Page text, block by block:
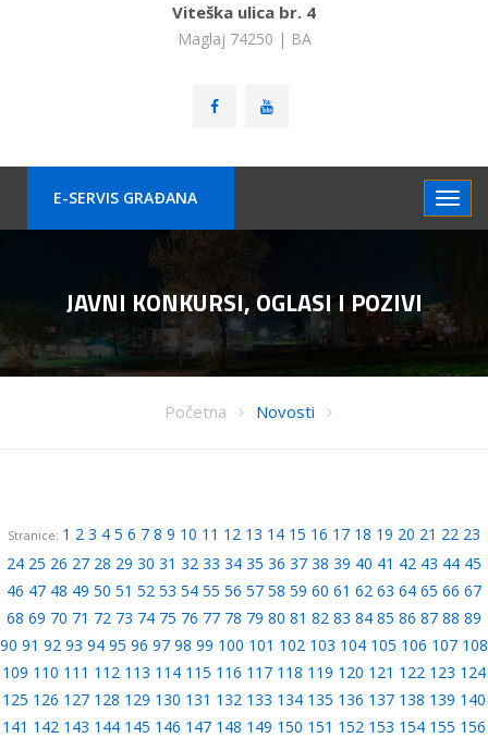
Viteška ulica br. 4
Maglaj 74250 | BA
E-SERVIS GRAÐANA
JAVNI KONKURSI, OGLASI I POZIVI
Početna Novosti
Stranice: 1 2 3 4 5 6 7 8 9 10 11 12 13 14 15 16 17 18 19 20 21 22 23
24 25 26 27 28 29 30 31 32 33 34 35 36 37 38 39 40 41 42 43 44 45
46 47 48 49 50 51 52 53 54 55 56 57 58 59 60 61 62 63 64 65 66 67
68 69 70 71 72 73 74 75 76 77 78 79 80 81 82 83 84 85 86 87 88 89
90 91 92 93 94 95 96 97 98 99 100 101 102 103 104 105 106 107 108
109 110 111 112 113 114 115 116 117 118 119 120 121 122 123 124
125 126 127 128 129 130 131 132 133 134 135 136 137 138 139 140
141 142 143 144 145 146 147 148 149 150 151 152 153 154 155 156